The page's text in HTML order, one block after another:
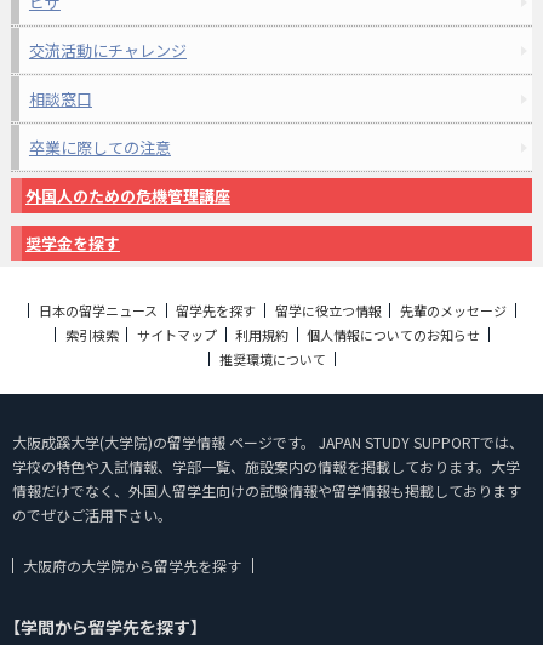
交流活動にチャレンジ
相談窓口
卒業に際しての注意
外国人のための危機管理講座
奨学金を探す
日本の留学ニュース 留学先を探す 留学に役立つ情報
先輩のメッセージ
索引検索
サイトマップ 利用規約
個人情報についてのお知らせ
推奨環境について
大阪成蹊大学(大学院)の留学情報 ページです。 JAPAN STUDY SUPPORTでは、
学校の特色や入試情報、学部一覧、施設案内の情報を掲載しております。大学
情報だけでなく、外国人留学生向けの試験情報や留学情報も掲載しております
のでぜひご活用下さい。
大阪府の大学院から留学先を探す
【学問から留学先を探す】